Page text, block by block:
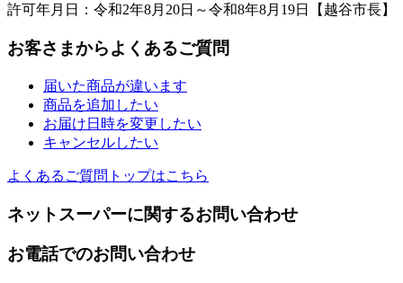
許可年月日：令和2年8月20日～令和8年8月19日【越谷市長】
お客さまからよくあるご質問
届いた商品が違います
商品を追加したい
お届け日時を変更したい
キャンセルしたい
よくあるご質問トップはこちら
ネットスーパーに関するお問い合わせ
お電話でのお問い合わせ